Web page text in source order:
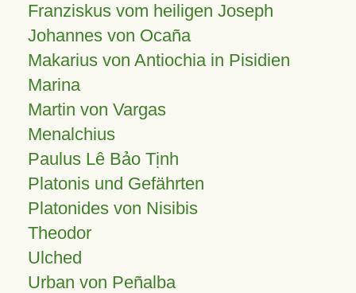
Franziskus vom heiligen Joseph
Johannes von Ocaña
Makarius von Antiochia in Pisidien
Marina
Martin von Vargas
Menalchius
Paulus Lê Bảo Tịnh
Platonis und Gefährten
Platonides von Nisibis
Theodor
Ulched
Urban von Peñalba